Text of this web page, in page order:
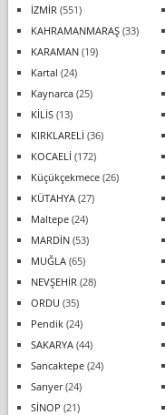
İZMİR (551)
KAHRAMANMARAŞ(33)
KARAMAN(19)
Kartal (24)
Kaynarca(25)
KİLİS(13)
KIRKLARELİ (36)
KOCAELİ (172)
Küçükçekmece(26)
KÜTAHYA(27)
Maltepe(24)
MARDİN(53)
MUĞLA(65)
NEVŞEHİR (28)
ORDU (35)
Pendik(24)
SAKARYA(44)
Sancaktepe(24)
Sarıyer(24)
SİNOP (21)